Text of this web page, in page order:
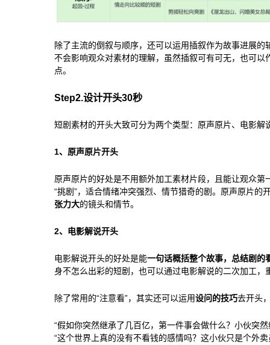
除了主流的倒叙与顺序，还可以运用插叙作为故事进展
不会影响观众对素材的理解，虽然插叙可有可无，也可以
点。
Step2.设计开头30秒
短剧素材的开头大致可分为两个类型：原声原片、电影解
1、原声原片开头
原声原片的好处是不用额外加工素材片段，且能让观众第
“挑剧”，适合情绪冲突强烈、情节猎奇的剧。原声原片的
张力大的镜头和情节。
2、电影解说开头
电影解说开头的好处是能一句话概括整个故事，总结剧的
身不怎么出彩的短剧，也可以通过电影解说的二次加工，
除了常用的“注意看”，其实还可以运用设问的技巧去开头
“假如你突然继承了几百亿，第一件事会做什么？小伙突
“这个世界上真的没有不看钱的感情吗？这小伙只是个外